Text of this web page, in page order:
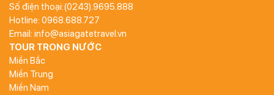
Số điện thoại:(0243).9695.888
Hotline: 0968.688.727
Email: info@asiagatetravel.vn
TOUR TRONG NƯỚC
Miền Bắc
Miền Trung
Miền Nam